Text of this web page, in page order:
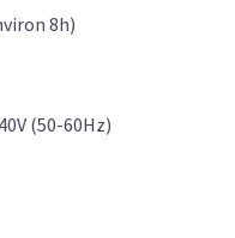
8h)
(50-60Hz)